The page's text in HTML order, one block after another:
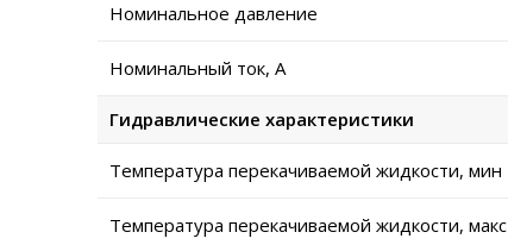
Номинальное давление
Номинальный ток, А
Гидравлические характеристики
Температура перекачиваемой жидкости, мин
Температура перекачиваемой жидкости, макс